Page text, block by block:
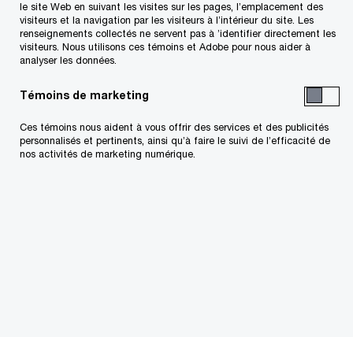
Conjuguons expertise et tech pour vous permettre de propulser
vos idées, vos actions et vos résultats
le site Web en suivant les visites sur les pages, l’emplacement des
visiteurs et la navigation par les visiteurs à l’intérieur du site. Les
renseignements collectés ne servent pas à ’identifier directement les
visiteurs. Nous utilisons ces témoins et Adobe pour nous aider à
analyser les données.
Témoins de marketing
Ces témoins nous aident à vous offrir des services et des publicités
personnalisés et pertinents, ainsi qu’à faire le suivi de l’efficacité de
nos activités de marketing numérique.